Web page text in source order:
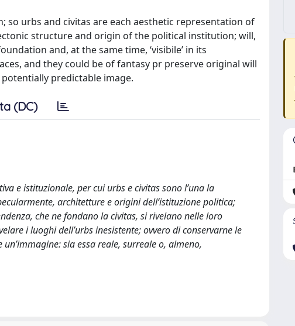
so urbs and civitas are each aesthetic representation of
structure and origin of the political institution; will,
and, at the same time, ‘visibile’ in its
and they could be of fantasy pr preserve original will
predictable image.
(DC)
e istituzionale, per cui urbs e civitas sono l’una la
architetture e origini dell’istituzione politica;
che ne fondano la civitas, si rivelano nelle loro
i luoghi dell’urbs inesistente; ovvero di conservarne le
sia essa reale, surreale o, almeno,